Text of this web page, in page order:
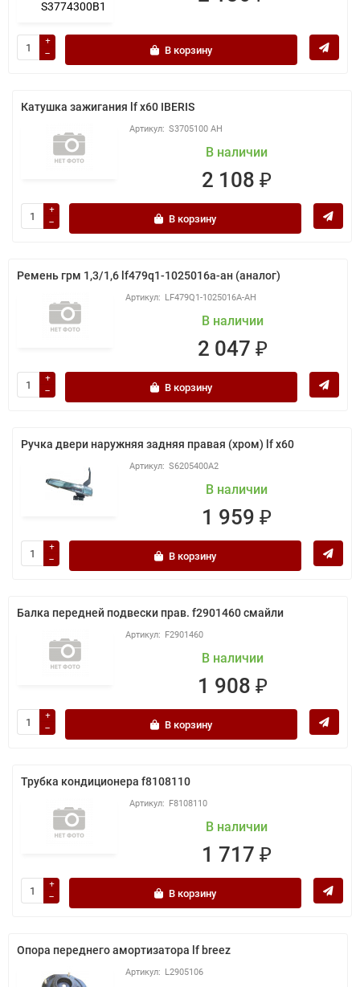
В корзину
Катушка зажигания lf x60 IBERIS
S3705100 АН
В наличии
2 108 ₽
В корзину
Ремень грм 1,3/1,6 lf479q1-1025016a-ан (аналог)
LF479Q1-1025016A-АН
В наличии
2 047 ₽
В корзину
Ручка двери наружняя задняя правая (хром) lf x60
S6205400A2
В наличии
1 959 ₽
В корзину
Балка передней подвески прав. f2901460 смайли
F2901460
В наличии
1 908 ₽
В корзину
Трубка кондиционера f8108110
F8108110
В наличии
1 717 ₽
В корзину
Опора переднего амортизатора lf breez
L2905106